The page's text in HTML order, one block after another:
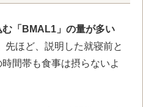
「BMAL1」の量が多い
先ほど、説明した就寝前と
時間帯も食事は摂らないよ